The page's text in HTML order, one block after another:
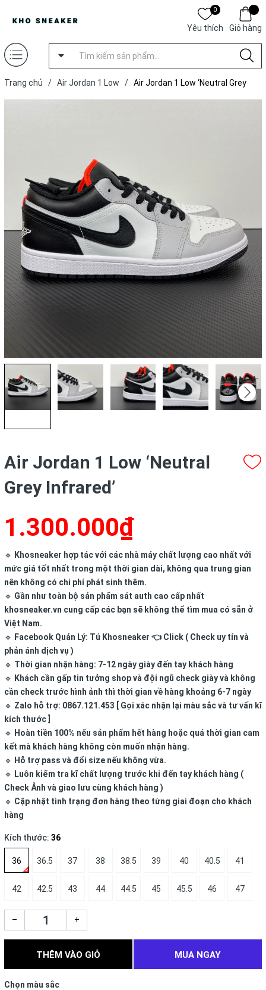
0
Yêu thích Giỏ hàng
Trang chủ / Air Jordan 1 Low / Air Jordan 1 Low ‘Neutral Grey
Air Jordan 1 Low ‘Neutral
Grey Infrared’
1.300.000₫
🔹 Khosneaker hợp tác với các nhà máy chất lượng cao nhất với
mức giá tốt nhất trong một thời gian dài, không qua trung gian
nên không có chi phí phát sinh thêm.
🔹 Gần như toàn bộ sản phẩm sát auth cao cấp nhất
khosneaker.vn cung cấp các bạn sẽ không thể tìm mua có sẵn ở
Việt Nam.
🔹 Facebook Quản Lý: Tú Khosneaker 👈 Click ( Check uy tín và
phản ánh dịch vụ )
🔹 Thời gian nhận hàng: 7-12 ngày giày đến tay khách hàng
🔹 Khách cần gấp tin tưởng shop và đội ngũ check giày và không
cần check trước hình ảnh thì thời gian về hàng khoảng 6-7 ngày
🔹 Zalo hỗ trợ: 0867.121.453 [ Gọi xác nhận lại màu sắc và tư vấn kĩ
kích thước ]
🔹 Hoàn tiền 100% nếu sản phẩm hết hàng hoặc quá thời gian cam
kết mà khách hàng không còn muốn nhận hàng.
🔹 Hỗ trợ pass và đổi size nếu không vừa.
🔹 Luôn kiểm tra kĩ chất lượng trước khi đến tay khách hàng (
Check Ảnh và giao lưu cùng khách hàng )
🔹 Cập nhật tình trạng đơn hàng theo từng giai đoạn cho khách
hàng
Kích thước: 36
36 36.5 37 38 38.5 39 40 40.5 41
42 42.5 43 44 44.5 45 45.5 46 47
– +
THÊM VÀO GIỎ MUA NGAY
Chọn màu sắc